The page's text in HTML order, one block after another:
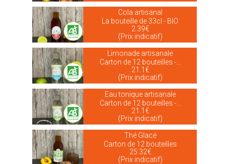
Cola artisanal
La bouteille de 33cl - BIO
2.39€
(Prix indicatif)
Limonade artisanale
Carton de 12 bouteilles -...
21.1€
(Prix indicatif)
Eau tonique artisanale
Carton de 12 bouteilles -...
21.1€
(Prix indicatif)
Thé Glacé
Carton de 12 bouteilles
25.32€
(Prix indicatif)